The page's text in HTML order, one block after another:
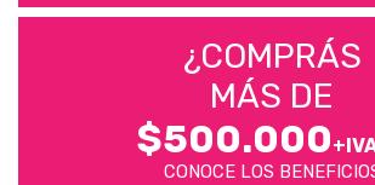
¿COMPRÁS
MÁS DE
$500.000
CONOCE LOS